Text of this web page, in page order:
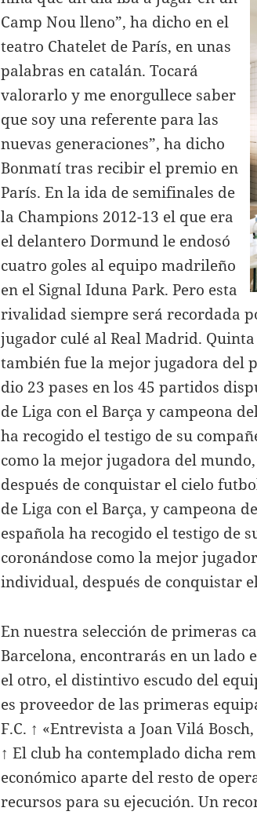
Camp Nou lleno”, ha dicho en el
teatro Chatelet de París, en unas
palabras en catalán. Tocará
valorarlo y me enorgullece saber
que soy una referente para las
nuevas generaciones”, ha dicho
Bonmatí tras recibir el premio en
París. En la ida de semifinales de
la Champions 2012-13 el que era
el delantero Dormund le endosó
cuatro goles al equipo madrileño
en el Signal Iduna Park. Pero esta
rivalidad siempre será recordada
jugador culé al Real Madrid.
también fue la mejor jugadora del
dio 23 pases en los 45 partidos
de Liga con el Barça y campeona
ha recogido el testigo de su
como la mejor jugadora del
después de conquistar el cielo
de Liga con el Barça, y campeona
española ha recogido el testigo de
coronándose como la mejor
individual, después de conquistar
En nuestra selección de primeras
Barcelona, encontrarás en un lado
el otro, el distintivo escudo del
es proveedor de las primeras
F.C. ↑ «Entrevista a Joan Vilá
↑ El club ha contemplado dicha
económico aparte del resto de
recursos para su ejecución. Un